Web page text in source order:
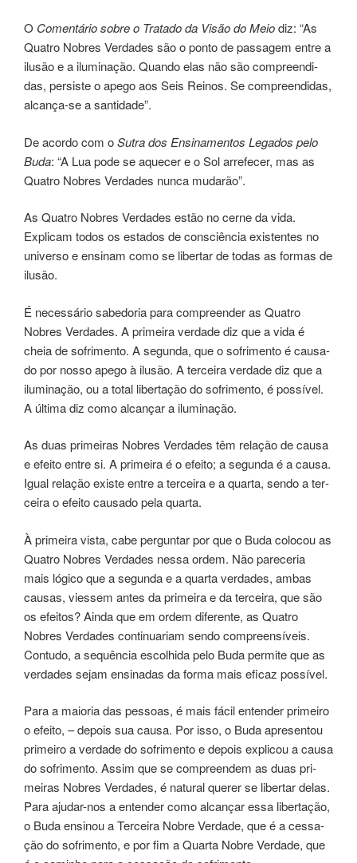
O Comentário sobre o Tratado da Visão do Meiodiz: “As
Quatro Nobres Verdades são o ponto de passagem entre a
ilu­são e a ilu­mi­na­ção. Quan­do elas não são com­preen­di­
das, persis­te o apego aos Seis Reinos. Se com­preen­di­das,
alcan­ça-se a san­ti­da­de”.
De acor­do com oSutra dos Ensinamentos Legados pelo
Buda: “A Lua pode se aque­cer e o Sol ­arrefecer, mas as
Quatro Nobres Verdades nunca mudarão”.
As Quatro Nobres Verdades estão no cerne da vida.
Explicam todos os esta­dos de consciên­cia exis­ten­tes no
uni­ver­so e ensi­nam como se liber­tar de todas as for­mas de
ilusão.
É neces­sá­rio sabe­do­ria para com­preen­der as Quatro
Nobres Verdades. A pri­mei­ra verdade diz que a vida é
cheia de sofri­men­to. A segun­da, que o sofri­men­to é cau­sa­
do por nosso apego à ilu­são. A ter­cei­ra ver­da­de diz que a
ilu­mi­na­ção, ou a total liber­ta­ção do sofrimento, é pos­sí­vel.
A últi­ma diz como alcan­çar a ilu­mi­na­ção.
As duas pri­mei­ras Nobres Verdades têm rela­ção de causa
e efei­to entre si. A primei­ra é o efei­to; a segun­da é a causa.
Igual rela­ção exis­te entre a tercei­ra e a quar­ta, sendo a ter­
cei­ra o efei­to cau­sa­do pela quar­ta.
À pri­mei­ra vista, cabe per­gun­tar por que o Buda colo­cou as
Quatro Nobres Verdades nessa ordem. Não pare­ce­ria
mais lógi­co que a segun­da e a quar­ta ver­da­des, ambas
cau­sas, vies­sem antes da pri­mei­ra e da ter­cei­ra, que são
os efei­tos? Ainda que em ordem dife­ren­te, as Quatro
Nobres Verdades con­ti­nua­riam sendo com­preen­sí­veis.
Contudo, a sequên­cia esco­lhi­da pelo Buda per­mi­te que as
ver­da­des sejam ensi­na­das da forma mais efi­caz possível.
Para a maio­ria das pes­soas, é mais fácil enten­der pri­mei­ro
o efei­to, – depois sua causa. Por isso, o Buda apre­sen­tou
pri­mei­ro a ver­da­de do sofrimento e ­depois expli­cou a causa
do sofri­men­to. Assim que se compreendem as duas pri­
mei­ras Nobres Verdades, é natu­ral que­rer se liber­tar delas.
Para aju­dar-nos a enten­der como alcan­çar essa liber­ta­ção,
o Buda ensinou a Terceira Nobre Verdade, que é a ces­sa­
ção do sofri­men­to, e por fim a Quarta Nobre Verdade, que